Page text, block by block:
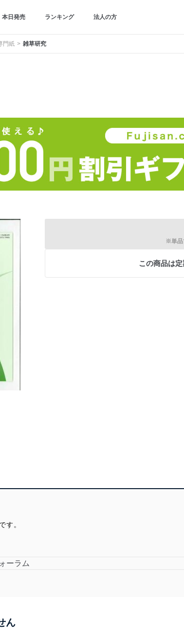
本日発売 ランキング 法人の方
門紙 雑草研究
※単品
この商品は定
す。
ーラム
ん